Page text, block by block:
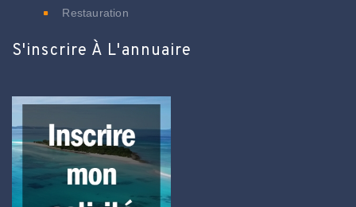
Restauration
S'inscrire À L'annuaire